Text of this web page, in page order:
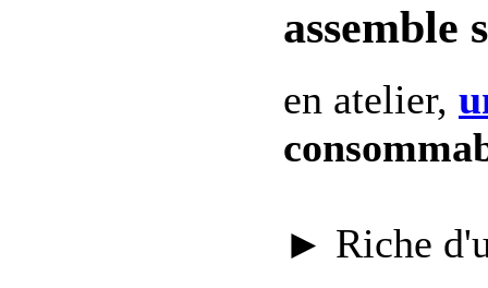
assemble
en atelier,
► Riche